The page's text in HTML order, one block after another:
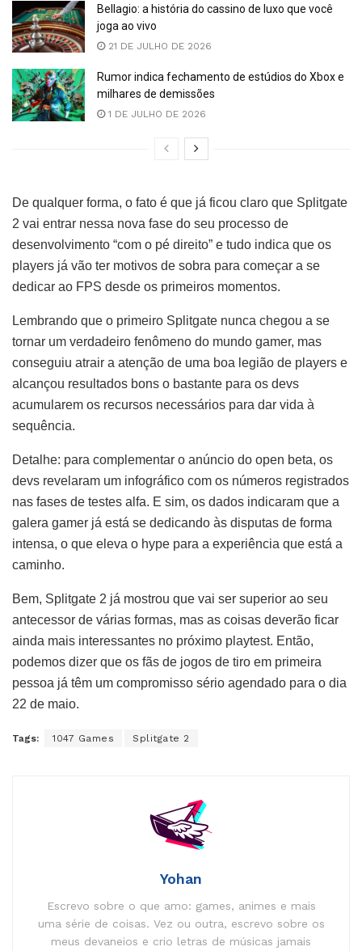
Bellagio: a história do cassino de luxo que você
joga ao vivo
21 DE JULHO DE 2026
Rumor indica fechamento de estúdios do Xbox e
milhares de demissões
1 DE JULHO DE 2026
De qualquer forma, o fato é que já ficou claro que Splitgate
2 vai entrar nessa nova fase do seu processo de
desenvolvimento “com o pé direito” e tudo indica que os
players já vão ter motivos de sobra para começar a se
dedicar ao FPS desde os primeiros momentos.
Lembrando que o primeiro Splitgate nunca chegou a se
tornar um verdadeiro fenômeno do mundo gamer, mas
conseguiu atrair a atenção de uma boa legião de players e
alcançou resultados bons o bastante para os devs
acumularem os recursos necessários para dar vida à
sequência.
Detalhe: para complementar o anúncio do open beta, os
devs revelaram um infográfico com os números registrados
nas fases de testes alfa. E sim, os dados indicaram que a
galera gamer já está se dedicando às disputas de forma
intensa, o que eleva o hype para a experiência que está a
caminho.
Bem, Splitgate 2 já mostrou que vai ser superior ao seu
antecessor de várias formas, mas as coisas deverão ficar
ainda mais interessantes no próximo playtest. Então,
podemos dizer que os fãs de jogos de tiro em primeira
pessoa já têm um compromisso sério agendado para o dia
22 de maio.
Tags: 1047 Games Splitgate 2
Yohan
Escrevo sobre o que amo: games, animes e mais
uma série de coisas. Vez ou outra, escrevo sobre os
meus devaneios e crio letras de músicas jamais